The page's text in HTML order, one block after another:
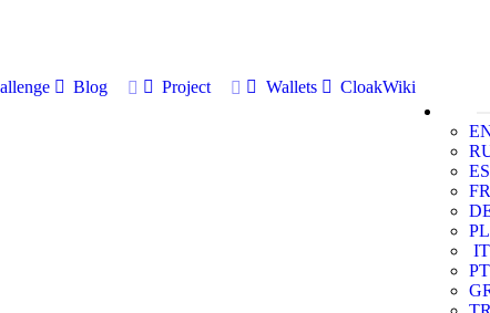
Blog Project Wallets
CloakWiki
ES
FR
PL
IT
PT